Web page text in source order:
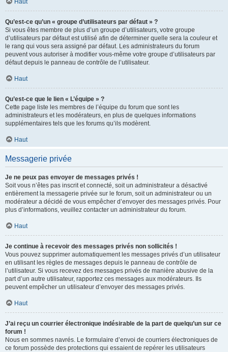
Haut
Qu’est-ce qu’un « groupe d’utilisateurs par défaut » ?
Si vous êtes membre de plus d’un groupe d’utilisateurs, votre groupe
d’utilisateurs par défaut est utilisé afin de déterminer quelle sera la couleur et
le rang qui vous sera assigné par défaut. Les administrateurs du forum
peuvent vous autoriser à modifier vous-même votre groupe d’utilisateurs par
défaut depuis le panneau de contrôle de l’utilisateur.
Haut
Qu’est-ce que le lien « L’équipe » ?
Cette page liste les membres de l’équipe du forum que sont les
administrateurs et les modérateurs, en plus de quelques informations
supplémentaires tels que les forums qu’ils modèrent.
Haut
Messagerie privée
Je ne peux pas envoyer de messages privés !
Soit vous n’êtes pas inscrit et connecté, soit un administrateur a désactivé
entièrement la messagerie privée sur le forum, soit un administrateur ou un
modérateur a décidé de vous empêcher d’envoyer des messages privés. Pour
plus d’informations, veuillez contacter un administrateur du forum.
Haut
Je continue à recevoir des messages privés non sollicités !
Vous pouvez supprimer automatiquement les messages privés d’un utilisateur
en utilisant les règles de messages depuis le panneau de contrôle de
l’utilisateur. Si vous recevez des messages privés de manière abusive de la
part d’un autre utilisateur, rapportez ces messages aux modérateurs. Ils
peuvent empêcher un utilisateur d’envoyer des messages privés.
Haut
J’ai reçu un courrier électronique indésirable de la part de quelqu’un sur ce
forum !
Nous en sommes navrés. Le formulaire d’envoi de courriers électroniques de
ce forum possède des protections qui essaient de repérer les utilisateurs